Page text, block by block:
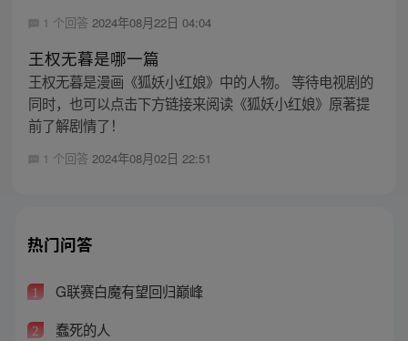
1 个回答 2024年08月22日 04:04
王权无暮是哪一篇
王权无暮是漫画《狐妖小红娘》中的人物。 等待电视剧的
同时，也可以点击下方链接来阅读《狐妖小红娘》原著提
前了解剧情了！
1 个回答 2024年08月02日 22:51
热门问答
1 G联赛白魔有望回归巅峰
2 蠢死的人